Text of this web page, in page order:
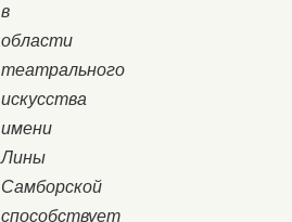
в
области
театрального
искусства
имени
Лины
Самборской
способствует